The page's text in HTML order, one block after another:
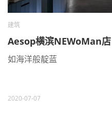
建筑
Aesop横滨NEWoMan店
如海洋般靛蓝
2020-07-07